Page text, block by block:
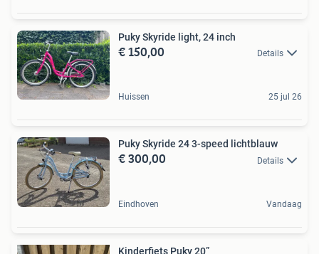
Puky Skyride light, 24 inch
€ 150,00 Details
Huissen 25 jul 26
Puky Skyride 24 3-speed lichtblauw
€ 300,00 Details
Eindhoven Vandaag
Kinderfiets Puky 20”